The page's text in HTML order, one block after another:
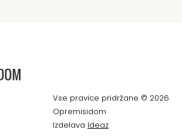
Vse pravice pridržane © 2026
Opremisidom
Izdelava Ideaz